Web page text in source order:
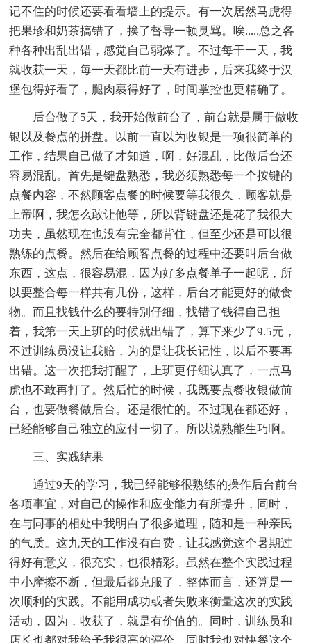
记不住的时候还要看看墙上的提示。有一次居然马虎得
把果珍和奶茶搞错了，挨了督导一顿臭骂。唉.....总之各
种各种出乱出错，感觉自己弱爆了。不过每干一天，我
就收获一天，每一天都比前一天有进步，后来我终于汉
堡包得好看了，腿肉裹得好了，时间掌控也更精确了。
后台做了5天，我开始做前台了，前台就是属于做收
银以及餐点的拼盘。以前一直以为收银是一项很简单的
工作，结果自己做了才知道，啊，好混乱，比做后台还
容易混乱。首先是键盘熟悉，我必须熟悉每一个按键的
点餐内容，不然顾客点餐的时候要等我很久，顾客就是
上帝啊，我怎么敢让他等，所以背键盘还是花了我很大
功夫，虽然现在也没有完全都背住，但至少还是可以很
熟练的点餐。然后在给顾客点餐的过程中还要叫后台做
东西，这点，很容易混，因为好多点餐单子一起呢，所
以要整合每一样共有几份，这样，后台才能更好的做食
物。而且找钱什么的要特别仔细，找错了钱得自己担
着，我第一天上班的时候就出错了，算下来少了9.5元，
不过训练员没让我赔，为的是让我长记性，以后不要再
出错。这一次把我打醒了，上班更仔细认真了，一点马
虎也不敢再打了。然后忙的时候，我既要点餐收银做前
台，也要做餐做后台。还是很忙的。不过现在都还好，
已经能够自己独立的应付一切了。所以说熟能生巧啊。
三、实践结果
通过9天的学习，我已经能够很熟练的操作后台前台
各项事宜，对自己的操作和应变能力有所提升，同时，
在与同事的相处中我明白了很多道理，随和是一种亲民
的气质。这九天的工作没有白费，让我感觉这个暑期过
得好有意义，很充实，也很精彩。虽然在整个实践过程
中小摩擦不断，但最后都克服了，整体而言，还算是一
次顺利的实践。不能用成功或者失败来衡量这次的实践
活动，因为，收获了，就是有价值的。同时，训练员和